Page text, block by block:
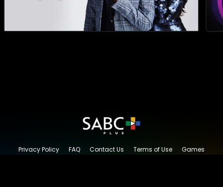
Privacy Policy FAQ Contact Us Terms of Use
Games